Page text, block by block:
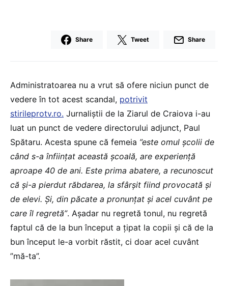
Share Tweet Share
Administratoarea nu a vrut să ofere niciun punct de
vedere în tot acest scandal, potrivit
stirileprotv.ro. Jurnaliștii de la Ziarul de Craiova i-au
luat un punct de vedere directorului adjunct, Paul
Spătaru. Acesta spune că femeia ”este omul școlii de
când s-a înființat această școală, are experiență
aproape 40 de ani. Este prima abatere, a recunoscut
că și-a pierdut răbdarea, la sfârșit fiind provocată și
de elevi. Și, din păcate a pronunțat și acel cuvânt pe
care îl regretă”. Așadar nu regretă tonul, nu regretă
faptul că de la bun început a țipat la copii și că de la
bun început le-a vorbit răstit, ci doar acel cuvânt
”mă-ta”.